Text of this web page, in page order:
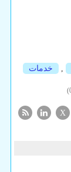
, خدمات
X